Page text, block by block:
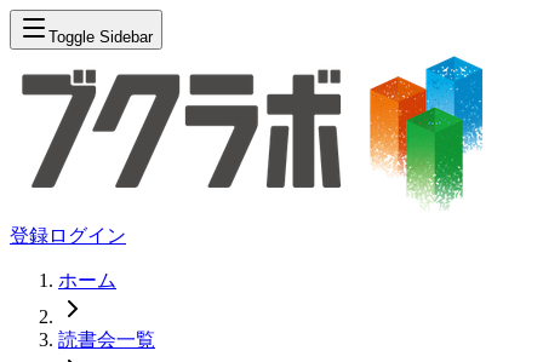
Toggle Sidebar
登録ログイン
ホーム
読書会一覧